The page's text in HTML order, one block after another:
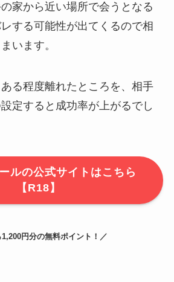
家から近い場所で会うとなる
する可能性が出てくるので相
います。
る程度離れたところを、相手
定すると成功率が上がるでし
ルの公式サイトはこちら
【R18】
1,200円分の無料ポイント！／